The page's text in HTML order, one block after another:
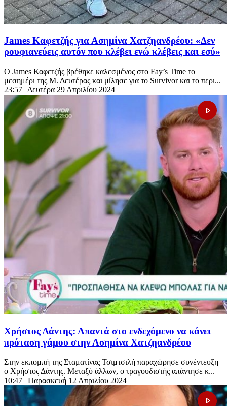
James Καφετζής για Ασημίνα Χατζηανδρέου: «Δεν
ρουφιανεύεις αυτόν που κλέβει ενώ κλέβεις και εσύ»
Ο James Καφετζής βρέθηκε καλεσμένος στο Fay’s Time το
μεσημέρι της Μ. Δευτέρας και μίλησε για το Survivor και το περι...
23:57 | Δευτέρα 29 Απριλίου 2024
Χρήστος Δάντης: Απαντά στο ενδεχόμενο να κάνει
πρόταση γάμου στην Ασημίνα Χατζηανδρέου
Στην εκπομπή της Σταματίνας Τσιμτσιλή παραχώρησε συνέντευξη
ο Χρήστος Δάντης. Μεταξύ άλλων, ο τραγουδιστής απάντησε κ...
10:47 | Παρασκευή 12 Απριλίου 2024